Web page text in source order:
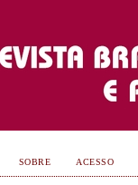
SOBRE ACESSO